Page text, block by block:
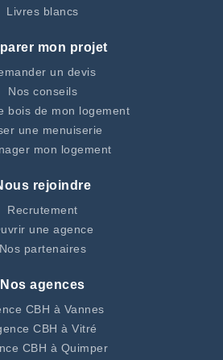
Livres blancs
mon projet
un devis
Nos conseils
bois de mon logement
une menuiserie
mon logement
rejoindre
Recrutement
une agence
Nos partenaires
Nos agences
CBH à Vannes
CBH à Vitré
CBH à Quimper